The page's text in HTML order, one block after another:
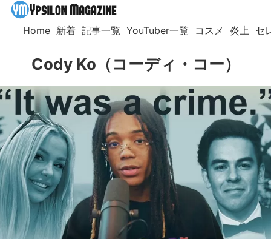
Home 新着 記事一覧 YouTuber一覧 コスメ 炎上 セ
Cody Ko（コーディ・コー）